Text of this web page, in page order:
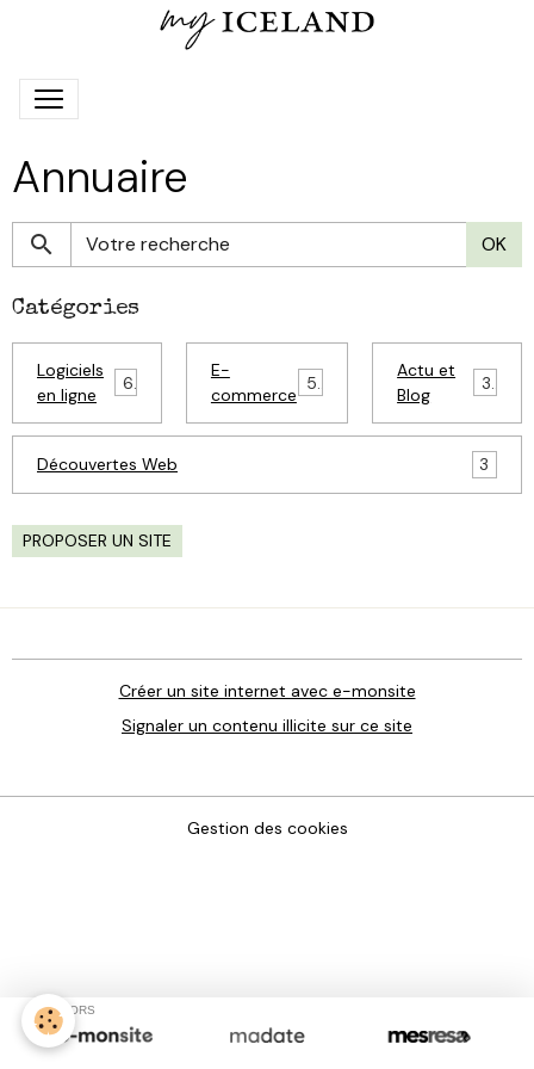
Annuaire
OK
Catégories
Logiciels
en ligne
6
E-
commerce
5
Actu et
Blog
3
Découvertes Web 3
PROPOSER UN SITE
Créer un site internet avec e-monsite
Signaler un contenu illicite sur ce site
Gestion des cookies
SPONSORS